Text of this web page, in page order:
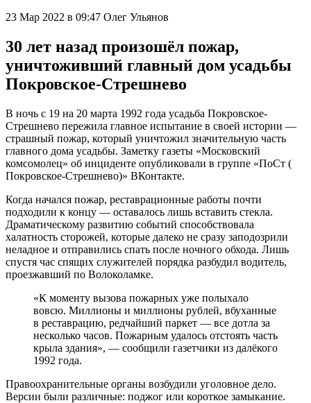
23 Мар 2022 в 09:47 Олег Ульянов
30 лет назад произошёл пожар,
уничтоживший главный дом усадьбы
Покровское-Стрешнево
В ночь с 19 на 20 марта 1992 года усадьба Покровское-
Стрешнево пережила главное испытание в своей истории —
страшный пожар, который уничтожил значительную часть
главного дома усадьбы. Заметку газеты «Московский
комсомолец» об инциденте опубликовали в группе «ПоСт (
Покровское-Стрешнево)» ВКонтакте.
Когда начался пожар, реставрационные работы почти
подходили к концу — оставалось лишь вставить стекла.
Драматическому развитию событий способствовала
халатность сторожей, которые далеко не сразу заподозрили
неладное и отправились спать после ночного обхода. Лишь
спустя час спящих служителей порядка разбудил водитель,
проезжавший по Волоколамке.
«К моменту вызова пожарных уже полыхало
вовсю. Миллионы и миллионы рублей, вбуханные
в реставрацию, редчайший паркет — все дотла за
несколько часов. Пожарным удалось отстоять часть
крыла здания», — сообщили газетчики из далёкого
1992 года.
Правоохранительные органы возбудили уголовное дело.
Версии были различные: поджог или короткое замыкание.